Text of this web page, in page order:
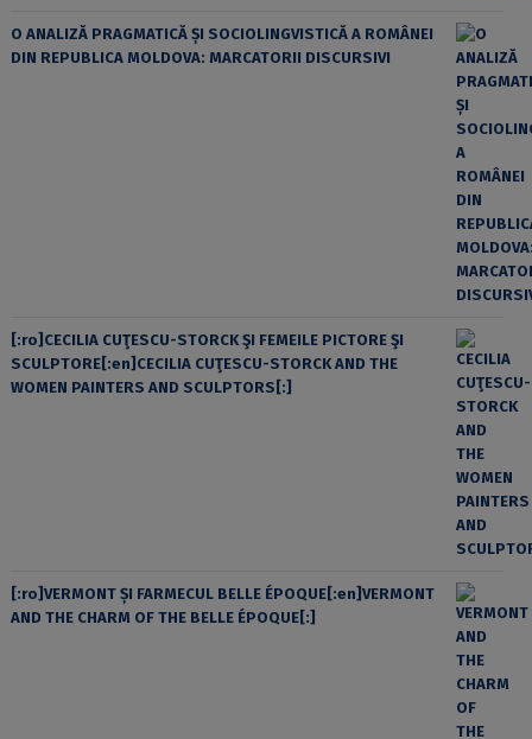
O ANALIZĂ PRAGMATICĂ ȘI SOCIOLINGVISTICĂ A ROMÂNEI
DIN REPUBLICA MOLDOVA: MARCATORII DISCURSIVI
[:ro]CECILIA CUŢESCU-STORCK ŞI FEMEILE PICTORE ŞI
SCULPTORE[:en]CECILIA CUŢESCU-STORCK AND THE
WOMEN PAINTERS AND SCULPTORS[:]
[:ro]VERMONT ȘI FARMECUL BELLE ÉPOQUE[:en]VERMONT
AND THE CHARM OF THE BELLE ÉPOQUE[:]